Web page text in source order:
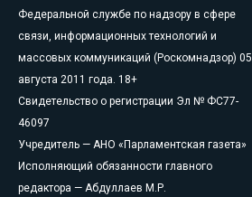
Федеральной службе по надзору в сфере
связи, информационных технологий и
массовых коммуникаций (Роскомнадзор) 05
августа 2011 года. 18+
Свидетельство о регистрации Эл № ФС77-
46097
Учредитель — АНО «Парламентская газета»
Исполняющий обязанности главного
редактора — Абдуллаев М.Р.